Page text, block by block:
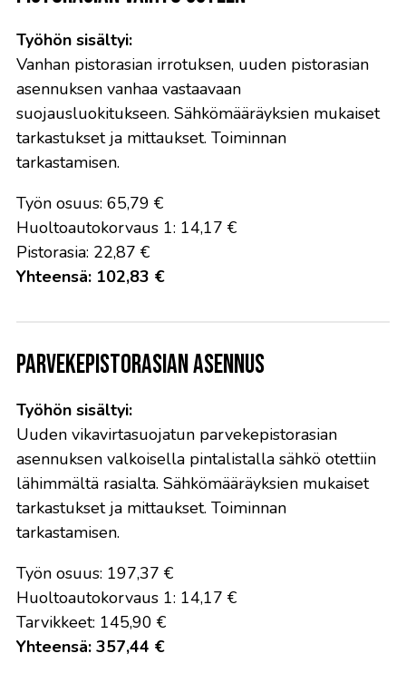
Työhön sisältyi:
Vanhan pistorasian irrotuksen, uuden pistorasian
asennuksen vanhaa vastaavaan
suojausluokitukseen. Sähkömääräyksien mukaiset
tarkastukset ja mittaukset. Toiminnan
tarkastamisen.
Työn osuus: 65,79 €
Huoltoautokorvaus 1: 14,17 €
Pistorasia: 22,87 €
Yhteensä: 102,83 €
Parvekepistorasian asennus
Työhön sisältyi:
Uuden vikavirtasuojatun parvekepistorasian
asennuksen valkoisella pintalistalla sähkö otettiin
lähimmältä rasialta. Sähkömääräyksien mukaiset
tarkastukset ja mittaukset. Toiminnan
tarkastamisen.
Työn osuus: 197,37 €
Huoltoautokorvaus 1: 14,17 €
Tarvikkeet: 145,90 €
Yhteensä: 357,44 €